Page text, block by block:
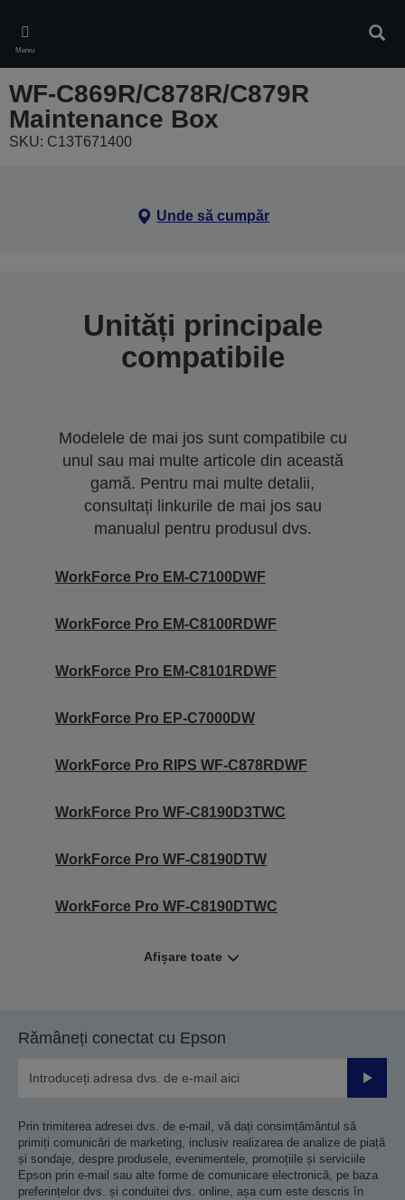
main
content
Meniu
WF-C869R/C878R/C879R
Maintenance Box
SKU: C13T671400
Unde să cumpăr
Unități principale
compatibile
Modelele de mai jos sunt compatibile cu
unul sau mai multe articole din această
gamă. Pentru mai multe detalii,
consultați linkurile de mai jos sau
manualul pentru produsul dvs.
WorkForce Pro EM-C7100DWF
WorkForce Pro EM-C8100RDWF
WorkForce Pro EM-C8101RDWF
WorkForce Pro EP-C7000DW
WorkForce Pro RIPS WF-C878RDWF
WorkForce Pro WF-C8190D3TWC
WorkForce Pro WF-C8190DTW
WorkForce Pro WF-C8190DTWC
Afișare toate
Rămâneți conectat cu Epson
Prin trimiterea adresei dvs. de e-mail, vă dați consimțământul să
primiți comunicări de marketing, inclusiv realizarea de analize de piață
și sondaje, despre produsele, evenimentele, promoțiile și serviciile
Epson prin e-mail sau alte forme de comunicare electronică, pe baza
preferințelor dvs. și conduitei dvs. online, așa cum este descris în